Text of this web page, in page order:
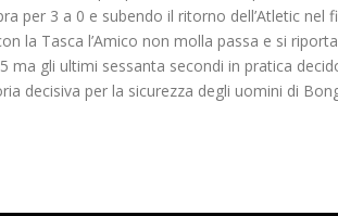
3 a 0 e subendo il ritorno dell’Atletic nel
la Tasca l’Amico non molla passa e si
gli ultimi sessanta secondi in pratica
decisiva per la sicurezza degli uomini di